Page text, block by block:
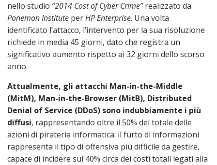
nello studio “2014 Cost of Cyber Crime”realizzato da
Ponemon Institute perHP Enterprise. Una volta
identificato l’attacco, l’intervento per la sua risoluzione
richiede in media 45 giorni, dato che registra un
significativo aumento rispetto ai 32 giorni dello scorso
anno.
Attualmente, gli attacchi Man-in-the-Middle
(MitM), Man-in-the-Browser (MitB), Distributed
Denial of Service (DDoS) sono indubbiamente i più
diffusi, rappresentando oltre il 50% del totale delle
azioni di pirateria informatica: il furto di informazioni
rappresenta il tipo di offensiva più difficile da gestire,
capace di incidere sul 40% circa dei costi totali legati alla